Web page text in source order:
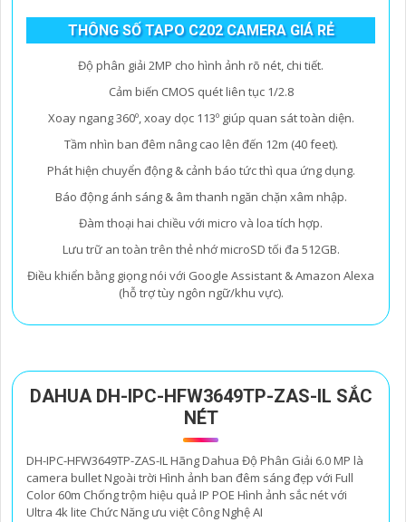
THÔNG SỐ TAPO C202 CAMERA GIÁ RẺ
Độ phân giải 2MP cho hình ảnh rõ nét, chi tiết.
Cảm biến CMOS quét liên tục 1/2.8
Xoay ngang 360º, xoay dọc 113º giúp quan sát toàn diện.
Tầm nhìn ban đêm nâng cao lên đến 12m (40 feet).
Phát hiện chuyển động & cảnh báo tức thì qua ứng dụng.
Báo động ánh sáng & âm thanh ngăn chặn xâm nhập.
Đàm thoại hai chiều với micro và loa tích hợp.
Lưu trữ an toàn trên thẻ nhớ microSD tối đa 512GB.
Điều khiển bằng giọng nói với Google Assistant & Amazon Alexa
(hỗ trợ tùy ngôn ngữ/khu vực).
DAHUA DH-IPC-HFW3649TP-ZAS-IL SẮC
NÉT
DH-IPC-HFW3649TP-ZAS-IL Hãng Dahua Độ Phân Giải 6.0 MP là
camera bullet Ngoài trời Hình ảnh ban đêm sáng đẹp với Full
Color 60m Chống trộm hiệu quả IP POE Hình ảnh sắc nét với
Ultra 4k lite Chức Năng ưu việt Công Nghệ AI